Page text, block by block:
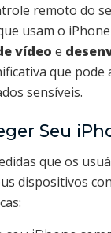
remoto do
usam o
vídeo e
que
sensíveis.
Seu
que os
dispositivos